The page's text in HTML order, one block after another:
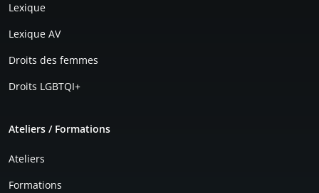
Lexique
Lexique AV
Droits des femmes
Droits LGBTQI+
Ateliers / Formations
Ateliers
Formations